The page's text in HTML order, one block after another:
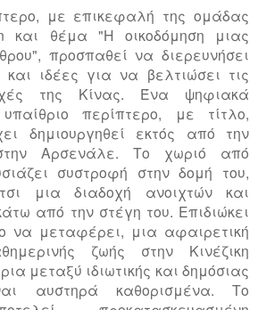
με επικεφαλή της ομάδας
και θέμα "Η οικοδόμηση μιας
προσπαθεί να διερευνήσει
και ιδέες για να βελτιώσει τις
της Κίνας. Ένα ψηφιακά
περίπτερο, με τίτλο,
δημιουργηθεί εκτός από την
Αρσενάλε. Το χωριό από
συστροφή στην δομή του,
μια διαδοχή ανοιχτών και
από την στέγη του. Επιδιώκει
να μεταφέρει, μια αφαιρετική
ζωής στην Κινέζικη
μεταξύ ιδιωτικής και δημόσιας
αυστηρά καθορισμένα. Το